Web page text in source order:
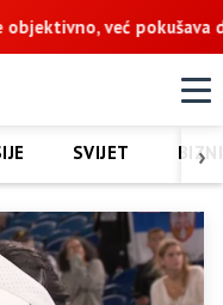
na Vučijaku
›
SVIJET